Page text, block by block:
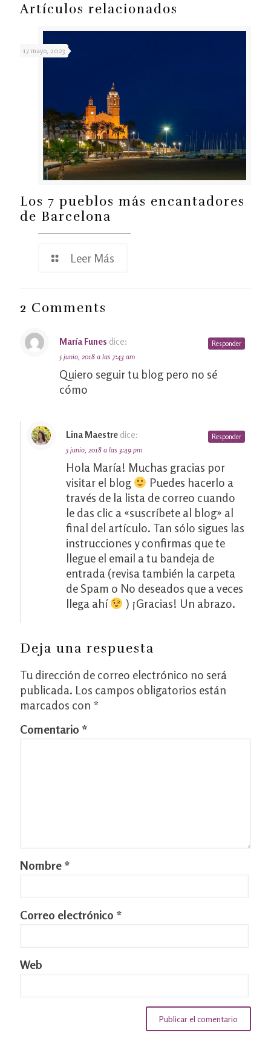
Artículos relacionados
17 mayo, 2023
Los 7 pueblos más encantadores
de Barcelona
Leer Más
2 Comments
María Funes dice:
5 junio, 2018 a las 7:43 am
Quiero seguir tu blog pero no sé
cómo
Responder
Lina Maestre dice:
5 junio, 2018 a las 3:49 pm
Hola María! Muchas gracias por
visitar el blog
Puedes hacerlo a
través de la lista de correo cuando
le das clic a «suscríbete al blog» al
final del artículo. Tan sólo sigues las
instrucciones y confirmas que te
llegue el email a tu bandeja de
entrada (revisa también la carpeta
de Spam o No deseados que a veces
llega ahí
) ¡Gracias! Un abrazo.
Responder
Deja una respuesta
Tu dirección de correo electrónico no será
publicada. Los campos obligatorios están
marcados con *
Comentario *
Nombre *
Correo electrónico *
Web